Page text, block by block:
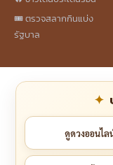
🎟️ ตรวจสลากกินแบ่ง
รัฐบาล
ดูดวงออนไล